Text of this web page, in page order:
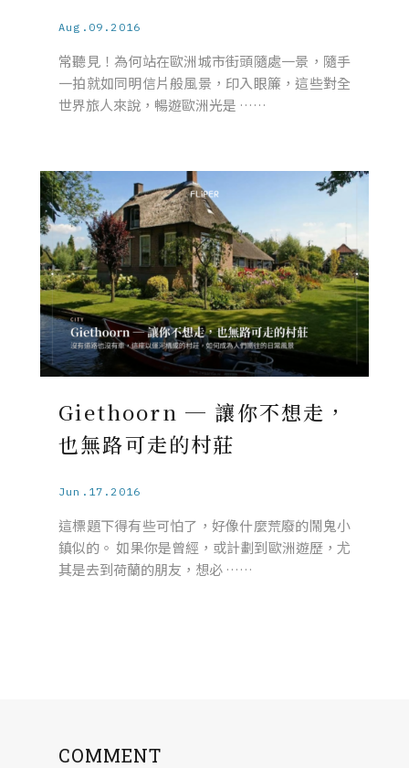
Aug.09.2016
常聽見！為何站在歐洲城市街頭隨處一景，隨手
一拍就如同明信片般風景，印入眼簾，這些對全
世界旅人來說，暢遊歐洲光是 ……
Giethoorn ─ 讓你不想走，
也無路可走的村莊
Jun.17.2016
這標題下得有些可怕了，好像什麼荒廢的鬧鬼小
鎮似的。 如果你是曾經，或計劃到歐洲遊歷，尤
其是去到荷蘭的朋友，想必 ……
COMMENT